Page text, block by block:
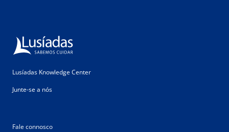
Lusíadas Knowledge Center
Junte-se a nós
Fale connosco